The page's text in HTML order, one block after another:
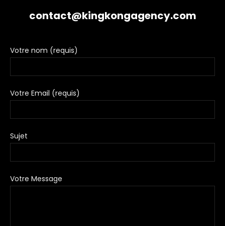
contact@kingkongagency.com
Votre nom (requis)
Votre Email (requis)
Sujet
Votre Message